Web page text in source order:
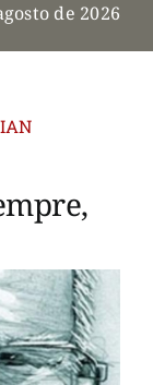
de 2026